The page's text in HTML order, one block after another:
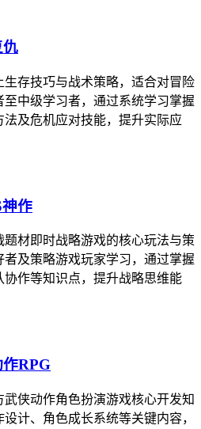
仇
存技巧与战术策略，适合对冒险
中级学习者，通过系统学习掌握
及危机应对技能，提升实际应
作
材即时战略游戏的核心玩法与策
及策略游戏玩家学习，通过掌握
作等知识点，提升战略思维能
RPG
侠动作角色扮演游戏核心开发知
计、角色成长系统等关键内容，